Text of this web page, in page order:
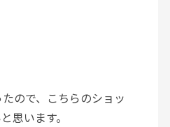
ので、こちらのショッ
思います。